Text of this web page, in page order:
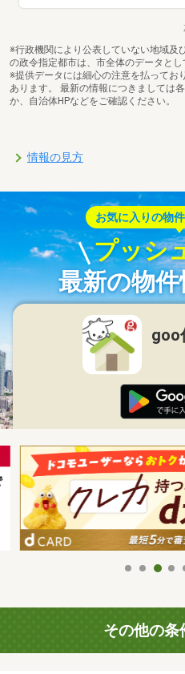
※行政機関により公表していない地域及
の政令指定都市は、市全体のデータとし
※提供データには細心の注意を払ってお
あります。 最新の情報につきましては
か、自治体HPなどをご確認ください。
情報の見方
お気に入りの物
プッシ
最新の物
goo
その他の条